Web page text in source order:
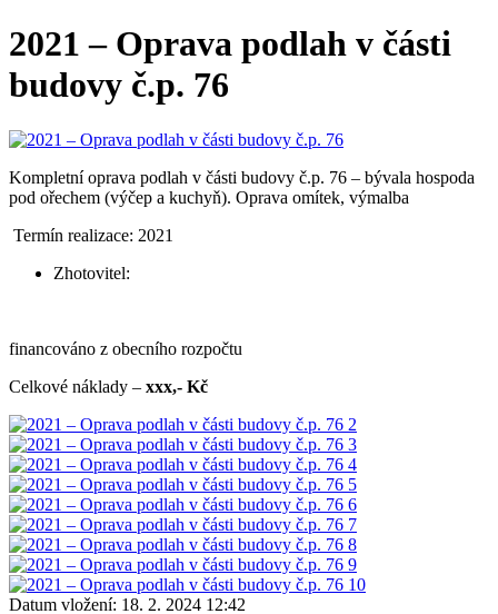
2021 – Oprava podlah v části
budovy č.p. 76
Kompletní oprava podlah v části budovy č.p. 76 – bývala hospoda
pod ořechem (výčep a kuchyň). Oprava omítek, výmalba
Termín realizace: 2021
Zhotovitel:
financováno z obecního rozpočtu
Celkové náklady – xxx,- Kč
Datum vložení: 18. 2. 2024 12:42